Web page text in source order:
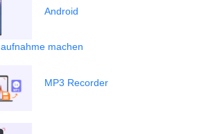
Android
machen
MP3 Recorder